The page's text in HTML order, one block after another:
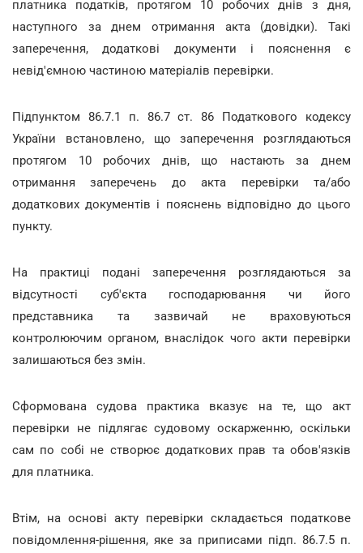
платника податків, протягом 10 робочих днів з дня,
наступного за днем отримання акта (довідки). Такі
заперечення, додаткові документи і пояснення є
невід'ємною частиною матеріалів перевірки.
Підпунктом 86.7.1 п. 86.7 ст. 86 Податкового кодексу
України встановлено, що заперечення розглядаються
протягом 10 робочих днів, що настають за днем
отримання заперечень до акта перевірки та/або
додаткових документів і пояснень відповідно до цього
пункту.
На практиці подані заперечення розглядаються за
відсутності суб'єкта господарювання чи його
представника та зазвичай не враховуються
контролюючим органом, внаслідок чого акти перевірки
залишаються без змін.
Сформована судова практика вказує на те, що акт
перевірки не підлягає судовому оскарженню, оскільки
сам по собі не створює додаткових прав та обов'язків
для платника.
Втім, на основі акту перевірки складається податкове
повідомлення-рішення, яке за приписами підп. 86.7.5 п.